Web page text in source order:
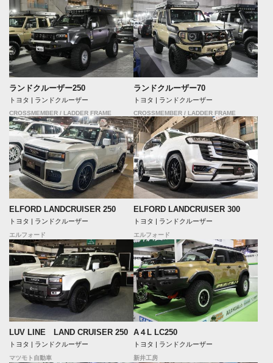
ランドクルーザー250
トヨタ | ランドクルーザー
CROSSMEMBER / LADDER FRAME
ランドクルーザー70
トヨタ | ランドクルーザー
CROSSMEMBER / LADDER FRAME
ELFORD LANDCRUISER 250
トヨタ | ランドクルーザー
エルフォード
ELFORD LANDCRUISER 300
トヨタ | ランドクルーザー
エルフォード
LUV LINE LAND CRUISER 250
トヨタ | ランドクルーザー
マツモト自動車
A４L LC250
トヨタ | ランドクルーザー
新井工房